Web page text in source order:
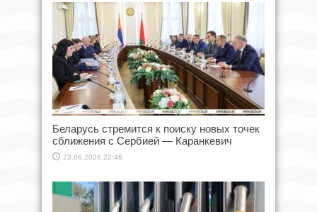
Беларусь стремится к поиску новых точек
сближения с Сербией — Каранкевич
23.06.2026 22:46